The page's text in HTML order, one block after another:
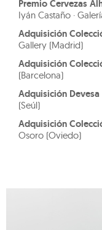
Premio Cervezas
Iyán Castaño ·
Adquisición
Gallery (Madrid)
Adquisición
(Barcelona)
Adquisición Devesa
(Seúl)
Adquisición
Osoro (Oviedo)